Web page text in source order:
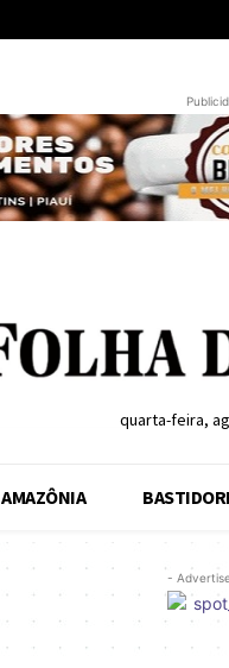
quarta-feira,
AMAZÔNIA
-